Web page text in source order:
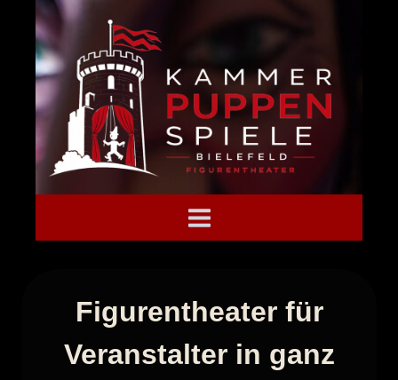
Inhalt
springen
Figurentheater für
Veranstalter in ganz